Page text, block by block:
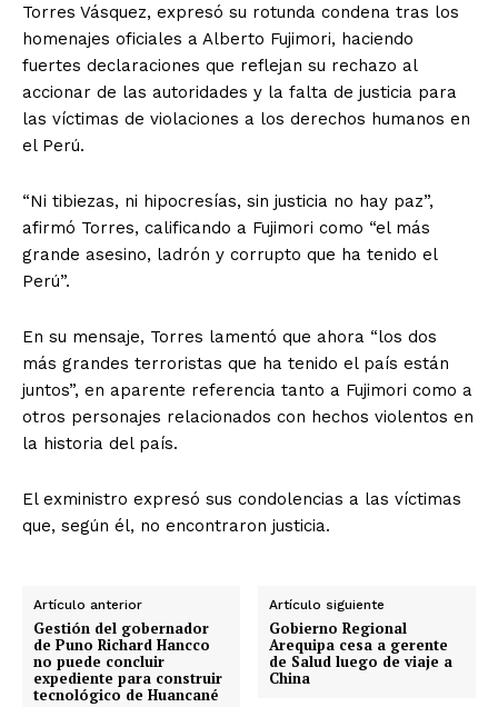
Torres Vásquez, expresó su rotunda condena tras los
homenajes oficiales a Alberto Fujimori, haciendo
fuertes declaraciones que reflejan su rechazo al
accionar de las autoridades y la falta de justicia para
las víctimas de violaciones a los derechos humanos en
el Perú.
“Ni tibiezas, ni hipocresías, sin justicia no hay paz”,
afirmó Torres, calificando a Fujimori como “el más
grande asesino, ladrón y corrupto que ha tenido el
Perú”.
En su mensaje, Torres lamentó que ahora “los dos
más grandes terroristas que ha tenido el país están
juntos”, en aparente referencia tanto a Fujimori como a
otros personajes relacionados con hechos violentos en
la historia del país.
El exministro expresó sus condolencias a las víctimas
que, según él, no encontraron justicia.
Artículo anterior
Gestión del gobernador
de Puno Richard Hancco
no puede concluir
expediente para construir
tecnológico de Huancané
Artículo siguiente
Gobierno Regional
Arequipa cesa a gerente
de Salud luego de viaje a
China